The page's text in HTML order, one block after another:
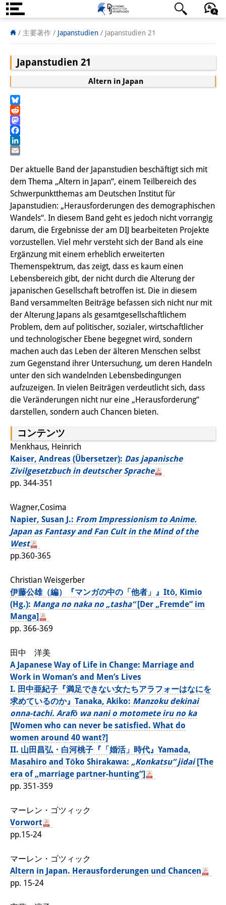
DIJ案内
チーム
リサーチ・サポート
客員研究員
奨学生
研修生
研究活動
研究活動の概要
研究クラスター
日本におけるサステナビリティ
研究クラスター
デジタル・トランスフォーメー
ション
研究クラスター
ン
知識ラボ
知識生産と知識インフラ
元研究フォーカス
イベント
イベント概要
DIJ フォーラム
DIJ 研究会
レクチャーシリーズ
シンポジウム・会議
ワークショップ
その他のイベント
出版物
出版活動の概要
Contemporary Japan
ビデオ
DIJ ワーキングペーパー
DIJ ニュースレター
ミスセラネアシリーズ
ポッドキャスト
日本語 English
/ 主要著作 / Japanstudien / Japanstudien 21
Japanstudien 21
Altern in Japan
Bluesky
Reddit
Mastodon
Facebook
LinkedIn
Der aktuelle Band der Japanstudien beschäftigt sich mit
dem Thema „Altern in Japan“, einem Teilbereich des
Schwerpunktthemas am Deutschen Institut für
Japanstudien: „Herausforderungen des demographischen
Wandels“. In diesem Band geht es jedoch nicht vorrangig
darum, die Ergebnisse der am DIJ bearbeiteten Projekte
vorzustellen. Viel mehr versteht sich der Band als eine
Ergänzung mit einem erheblich erweiterten
Themenspektrum, das zeigt, dass es kaum einen
Lebensbereich gibt, der nicht durch die Alterung der
japanischen Gesellschaft betroffen ist. Die in diesem
Band versammelten Beiträge befassen sich nicht nur mit
der Alterung Japans als gesamtgesellschaftlichem
Problem, dem auf politischer, sozialer, wirtschaftlicher
und technologischer Ebene begegnet wird, sondern
machen auch das Leben der älteren Menschen selbst
zum Gegenstand ihrer Untersuchung, um deren Handeln
unter den sich wandelnden Lebensbedingungen
aufzuzeigen. In vielen Beiträgen verdeutlicht sich, dass
die Veränderungen nicht nur eine „Herausforderung“
darstellen, sondern auch Chancen bieten.
コンテンツ
Menkhaus, Heinrich
Kaiser, Andreas (Übersetzer): Das japanische
Zivilgesetzbuch in deutscher Sprache
pp. 344-351
Wagner,Cosima
Napier, Susan J.: From Impressionism to Anime.
Japan as Fantasy and Fan Cult in the Mind of the
West
pp.360-365
Christian Weisgerber
伊藤公雄（編）『マンガの中の「他者」』Itō, Kimio
(Hg.): Manga no naka no „tasha“[Der „Fremde“ im
Manga]
pp. 366-369
田中 洋美
A Japanese Way of Life in Change: Marriage and
Work in Woman’s and Men’s Lives
I. 田中亜紀子『満足できない女たちアラフォーはなにを
求めているのか』Tanaka, Akiko: Manzoku dekinai
onna-tachi. Arafō wa nani o motomete iru no ka
[Women who can never be satisfied. What do
women around 40 want?]
II. 山田昌弘・白河桃子『「婚活」時代』Yamada,
Masahiro and Tōko Shirakawa: „Konkatsu“ jidai[The
era of „marriage partner-hunting“]
pp. 351-359
マーレン・ゴツィック
Vorwort
pp.15-24
マーレン・ゴツィック
Altern in Japan. Herausforderungen und Chancen
pp. 15-24